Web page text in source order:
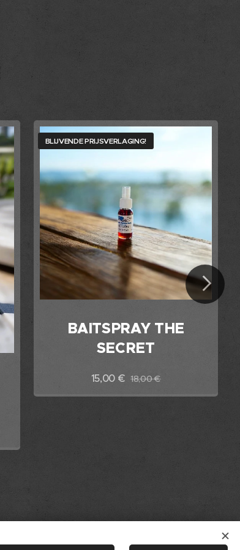
BAITSPRAY THE
SECRET
BLIJVENDE PRIJSVERLAGING!
15,00 € 18,00€
Talen